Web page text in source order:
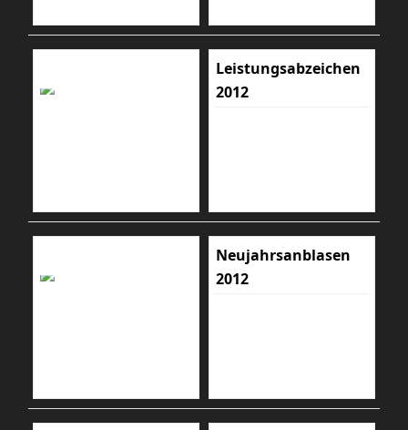
Leistungsabzeichen
2012
Neujahrsanblasen
2012